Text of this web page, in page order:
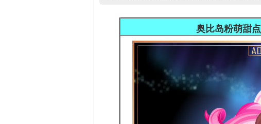
奥比岛粉萌甜